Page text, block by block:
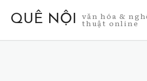
QUÊ NỘI văn hóa &
thuật online